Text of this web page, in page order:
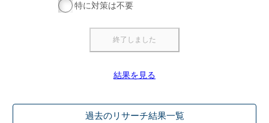
特に対策は不要
結果を見る
過去のリサーチ結果一覧